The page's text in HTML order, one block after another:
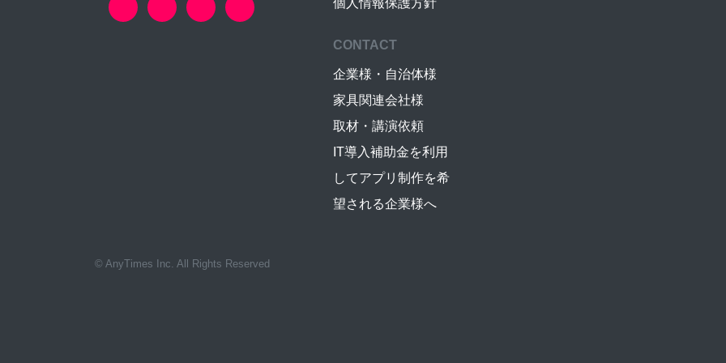
個人情報保護方針
CONTACT
企業様・自治体様
家具関連会社様
取材・講演依頼
IT導入補助金を利用
してアプリ制作を希
望される企業様へ
© AnyTimes Inc. All Rights Reserved